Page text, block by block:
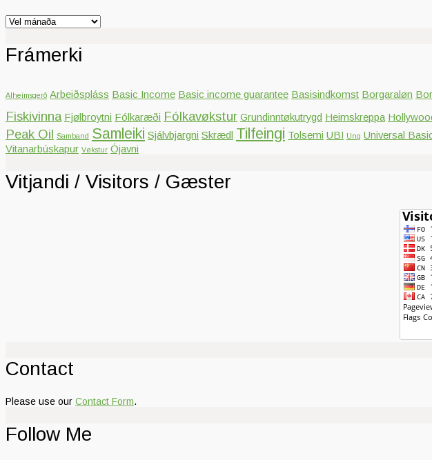
Arkiv
Frámerki
Alheimsgerð Arbeiðspláss Basic Income Basic income guarantee Basisindkomst Borgaraløn
Fiskivinna Fjølbroytni Fólkaræði Fólkavøkstur Grundinntøkutrygd Heimskreppa
Peak Oil Samband Samleiki Sjálvbjargni Skrædl Tilfeingi Tolsemi UBI Ung Universal
Vitanarbúskapur Vøkstur Ójavni
Vitjandi / Visitors / Gæster
Contact
Please use our Contact Form.
Follow Me